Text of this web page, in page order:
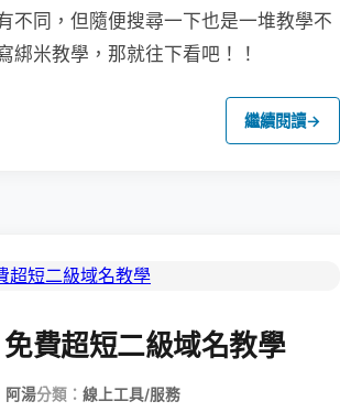
不同，但隨便搜尋一下也是一堆教學不
綁米教學，那就往下看吧！！
繼續閱讀→
費超短二級域名教學
阿湯分類： 線上工具/服務